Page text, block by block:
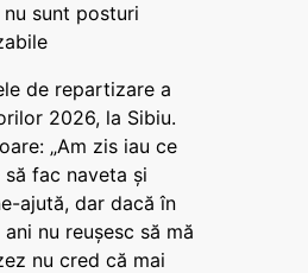
sunt posturi
de repartizare a
2026, la Sibiu.
„Am zis iau ce
să fac naveta și
ajută, dar dacă în
nu reușesc să mă
nu cred că mai